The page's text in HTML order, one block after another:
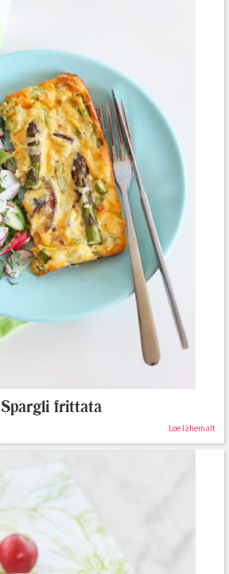
Spargli frittata
Loe lähemalt